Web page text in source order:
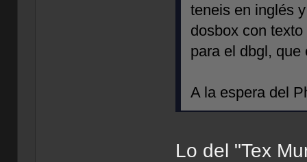
teneis en inglés
dosbox con
para el dbgl,
A la espera del
Lo del "Tex